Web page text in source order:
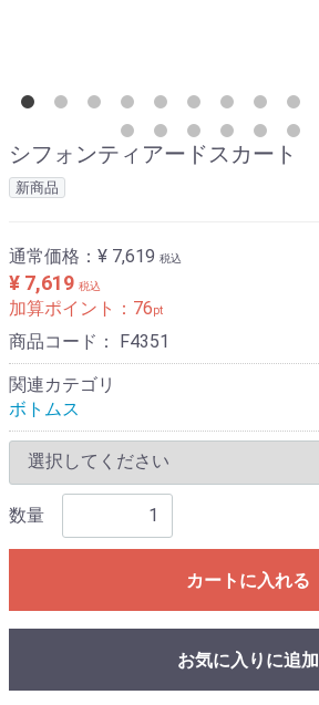
シフォンティアードスカート
新商品
通常価格： ¥ 7,619 税込
¥ 7,619 税込
加算ポイント： 76pt
商品コード： F4351
関連カテゴリ
ボトムス
数量
カートに入れる
お気に入りに追加